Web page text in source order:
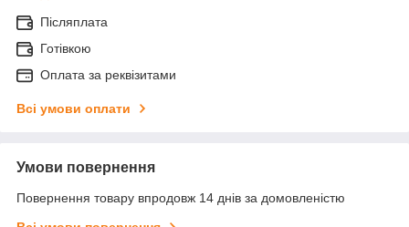
Післяплата
Готівкою
Оплата за реквізитами
Всі умови оплати
Умови повернення
Повернення товару впродовж 14 днів за домовленістю